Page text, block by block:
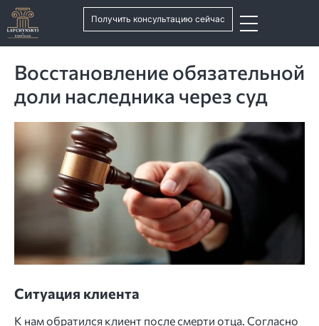
Получить консультацию сейчас
Восстановление обязательной
доли наследника через суд
Ситуация клиента
К нам обратился клиент после смерти отца. Согласно